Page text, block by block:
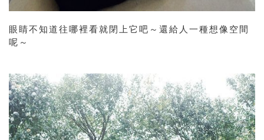
眼睛不知道往哪裡看就閉上它吧～還給人一種想像空間
呢～